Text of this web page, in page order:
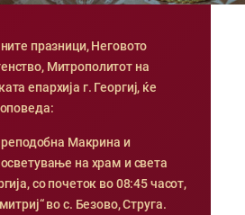
празници, Неговото
Митрополитот на
епархија г. Георгиј, ќе
Макрина и
на храм и света
со почеток во 08:45 часот,
во с. Безово, Струга.